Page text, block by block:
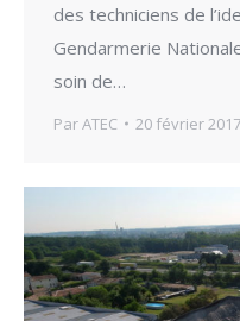
des techniciens de
Gendarmerie
soin de…
ParATEC 20 février 2017